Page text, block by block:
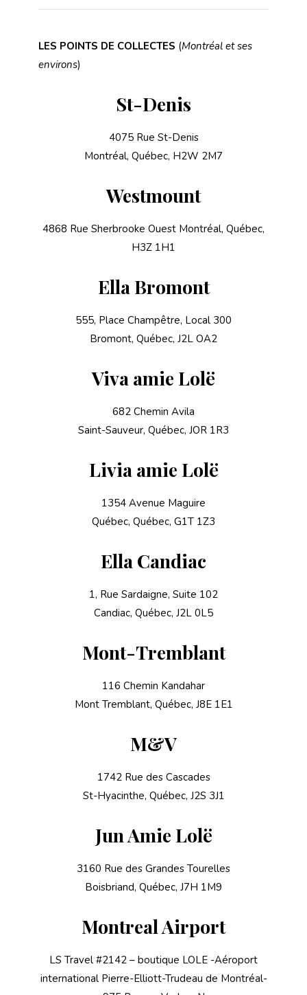
LES POINTS DE COLLECTES (Montréal et ses
environs)
St-Denis
4075 Rue St-Denis
Montréal, Québec, H2W 2M7
Westmount
4868 Rue Sherbrooke Ouest Montréal, Québec,
H3Z 1H1
Ella Bromont
555, Place Champêtre, Local 300
Bromont, Québec, J2L OA2
Viva amie Lolë
682 Chemin Avila
Saint-Sauveur, Québec, JOR 1R3
Livia amie Lolë
1354 Avenue Maguire
Québec, Québec, G1T 1Z3
Ella Candiac
1, Rue Sardaigne, Suite 102
Candiac, Québec, J2L 0L5
Mont-Tremblant
116 Chemin Kandahar
Mont Tremblant, Québec, J8E 1E1
M&V
1742 Rue des Cascades
St-Hyacinthe, Québec, J2S 3J1
Jun Amie Lolë
3160 Rue des Grandes Tourelles
Boisbriand, Québec, J7H 1M9
Montreal Airport
LS Travel #2142 – boutique LOLE -Aéroport
international Pierre-Elliott-Trudeau de Montréal-